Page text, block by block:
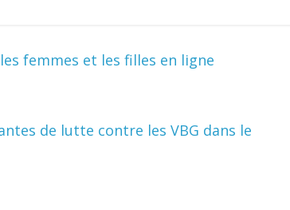
femmes et les filles en ligne
de lutte contre les VBG dans le